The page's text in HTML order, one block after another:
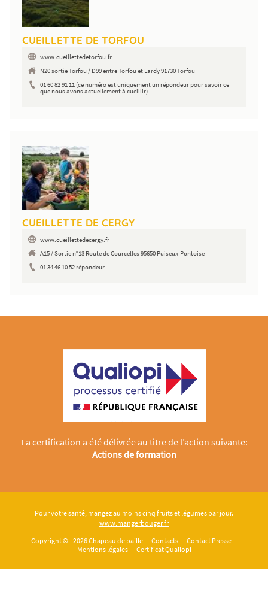
CUEILLETTE DE TORFOU
www.cueillettedetorfou.fr
N20 sortie Torfou / D99 entre Torfou et Lardy 91730 Torfou
01 60 82 91 11 (ce numéro est uniquement un répondeur pour savoir ce
que nous avons actuellement à cueillir)
CUEILLETTE DE CERGY
www.cueillettedecergy.fr
A15 / Sortie n°13 Route de Courcelles 95650 Puiseux-Pontoise
01 34 46 10 52 répondeur
La certification a été délivrée au titre de l’action suivante:
Actions de formation
Pour votre santé, mangez au moins cinq fruits et légumes par jour.
www.mangerbouger.fr
Copyright © - 2026Chapeau de paille - Contacts - Contact Presse -
Mentions légales - Certificat Qualiopi